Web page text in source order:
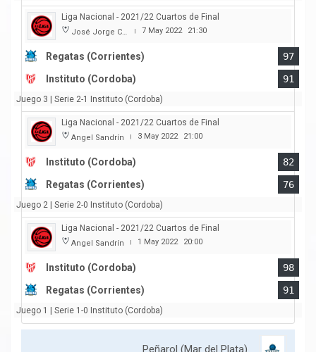
Liga Nacional - 2021/22 Cuartos de Final
José Jorge Contte | 7 May 2022 21:30
Regatas (Corrientes)
97
Instituto (Cordoba)
91
Juego 3 | Serie 2-1 Instituto (Cordoba)
Liga Nacional - 2021/22 Cuartos de Final
Angel Sandrín | 3 May 2022 21:00
Instituto (Cordoba)
82
Regatas (Corrientes)
76
Juego 2 | Serie 2-0 Instituto (Cordoba)
Liga Nacional - 2021/22 Cuartos de Final
Angel Sandrín | 1 May 2022 20:00
Instituto (Cordoba)
98
Regatas (Corrientes)
91
Juego 1 | Serie 1-0 Instituto (Cordoba)
Peñarol (Mar del Plata)